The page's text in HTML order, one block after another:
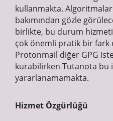
kullanmakta.
bakımından gözle
birlikte, bu durum
çok önemli pratik bir fark
Protonmail diğer GPG
kurabilirken Tutanota bu
yararlanamamakta.
Hizmet Özgürlüğü